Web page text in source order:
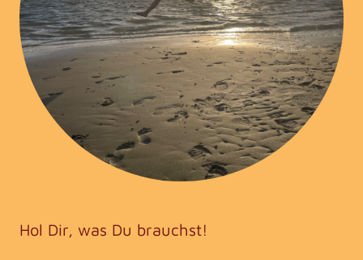
Hol Dir, was Du brauchst!